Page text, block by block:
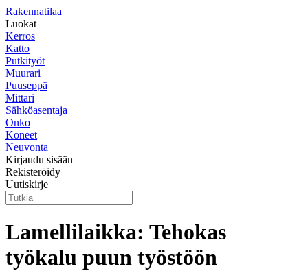
Rakennatilaa
Luokat
Kerros
Katto
Putkityöt
Muurari
Puuseppä
Mittari
Sähköasentaja
Onko
Koneet
Neuvonta
Kirjaudu sisään
Rekisteröidy
Uutiskirje
Lamellilaikka: Tehokas
työkalu puun työstöön